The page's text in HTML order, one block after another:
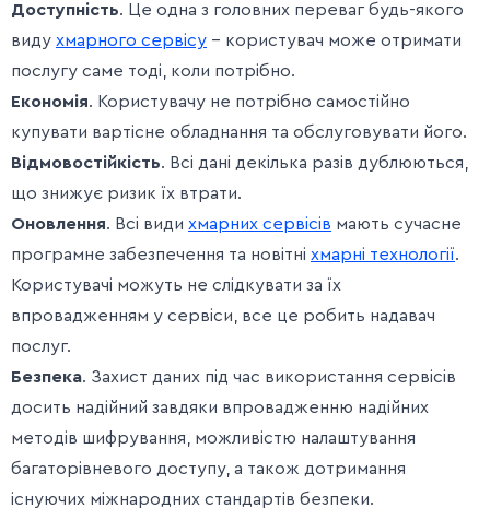
Доступність. Це одна з головних переваг будь-якого
виду хмарного сервісу – користувач може отримати
послугу саме тоді, коли потрібно.
Економія. Користувачу не потрібно самостійно
купувати вартісне обладнання та обслуговувати його.
Відмовостійкість. Всі дані декілька разів дублюються,
що знижує ризик їх втрати.
Оновлення. Всі види хмарних сервісів мають сучасне
програмне забезпечення та новітні хмарні технології.
Користувачі можуть не слідкувати за їх
впровадженням у сервіси, все це робить надавач
послуг.
Безпека. Захист даних під час використання сервісів
досить надійний завдяки впровадженню надійних
методів шифрування, можливістю налаштування
багаторівневого доступу, а також дотримання
існуючих міжнародних стандартів безпеки.